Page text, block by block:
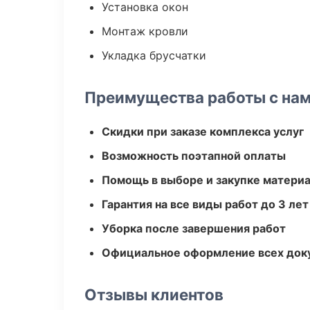
Установка окон
Монтаж кровли
Укладка брусчатки
Преимущества работы с
Скидки при заказе комплекса услуг
Возможность поэтапной оплаты
Помощь в выборе и закупке
Гарантия на все виды работ до 3 лет
Уборка после завершения работ
Официальное оформление всех
Отзывы клиентов